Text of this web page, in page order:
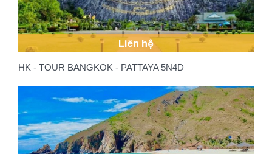
Liên hệ
HK - TOUR BANGKOK - PATTAYA 5N4D